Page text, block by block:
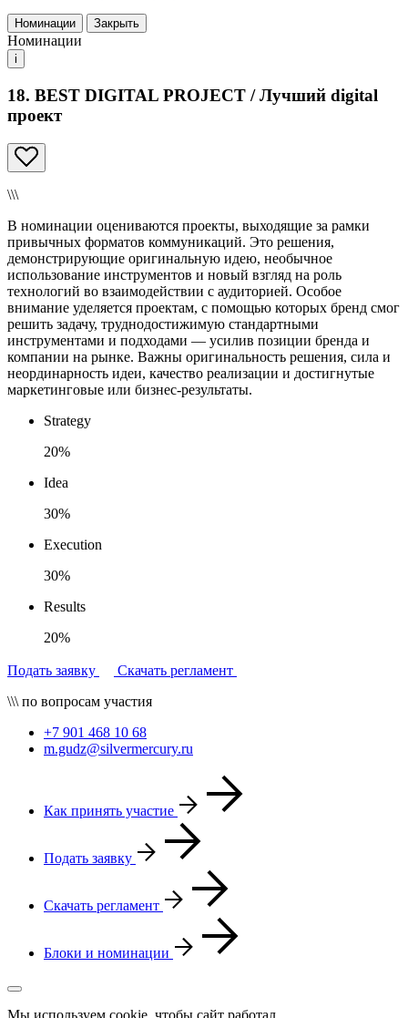
Номинации Закрыть
Номинации
i
18. BEST DIGITAL PROJECT / Лучший digital
проект
\\\
В номинации оцениваются проекты, выходящие за рамки
привычных форматов коммуникаций. Это решения,
демонстрирующие оригинальную идею, необычное
использование инструментов и новый взгляд на роль
технологий во взаимодействии с аудиторией. Особое
внимание уделяется проектам, с помощью которых бренд смог
решить задачу, труднодостижимую стандартными
инструментами и подходами — усилив позиции бренда и
компании на рынке. Важны оригинальность решения, сила и
неординарность идеи, качество реализации и достигнутые
маркетинговые или бизнес-результаты.
Strategy
20%
Idea
30%
Execution
30%
Results
20%
Подать заявку
Скачать регламент
\\\ по вопросам участия
+7 901 468 10 68
m.gudz@silvermercury.ru
Как принять участие
Подать заявку
Скачать регламент
Блоки и номинации
Мы используем cookie, чтобы сайт работал